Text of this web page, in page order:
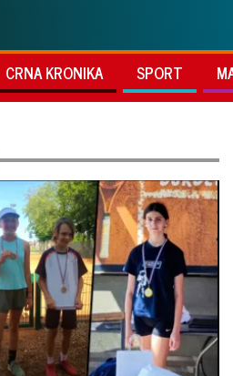
CRNA KRONIKA SPORT